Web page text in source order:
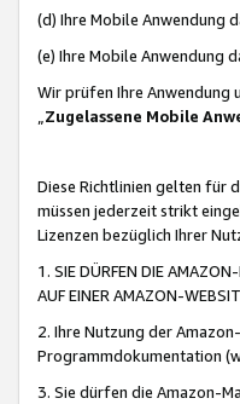
(d) Ihre Mobile Anwendung
(e) Ihre Mobile Anwendung
Wir prüfen Ihre Anwendung
„Zugelassene Mobile
Diese Richtlinien gelten für
müssen jederzeit strikt
Lizenzen bezüglich Ihrer
1. SIE DÜRFEN DIE
AUF EINER AMAZON-
2. Ihre Nutzung der
Programmdokumentation
3. Sie dürfen die Amazon-